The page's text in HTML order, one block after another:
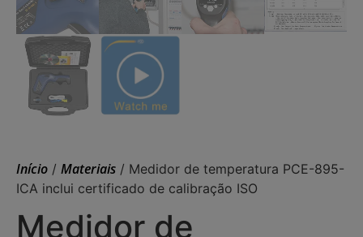
Início / Materiais / Medidor de temperatura PCE-895-
ICA inclui certificado de calibração ISO
Medidor de